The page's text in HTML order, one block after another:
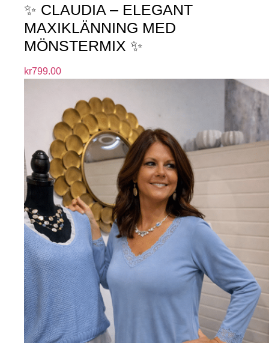
✨ CLAUDIA – ELEGANT
MAXIKLÄNNING MED
MÖNSTERMIX ✨
kr799.00